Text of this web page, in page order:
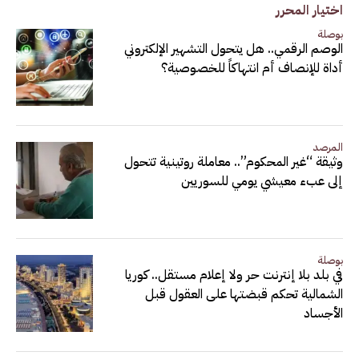
اختيار المحرر
بوصلة
الوصم الرقمي.. هل يتحول التشهير الإلكتروني
أداة للإنصاف أم انتهاكاً للخصوصية؟
المرصد
وثيقة “غير المحكوم”.. معاملة روتينية تتحول
إلى عبء معيشي يومي للسوريين
بوصلة
في بلد بلا إنترنت حر ولا إعلام مستقل.. كوريا
الشمالية تحكم قبضتها على العقول قبل
الأجساد